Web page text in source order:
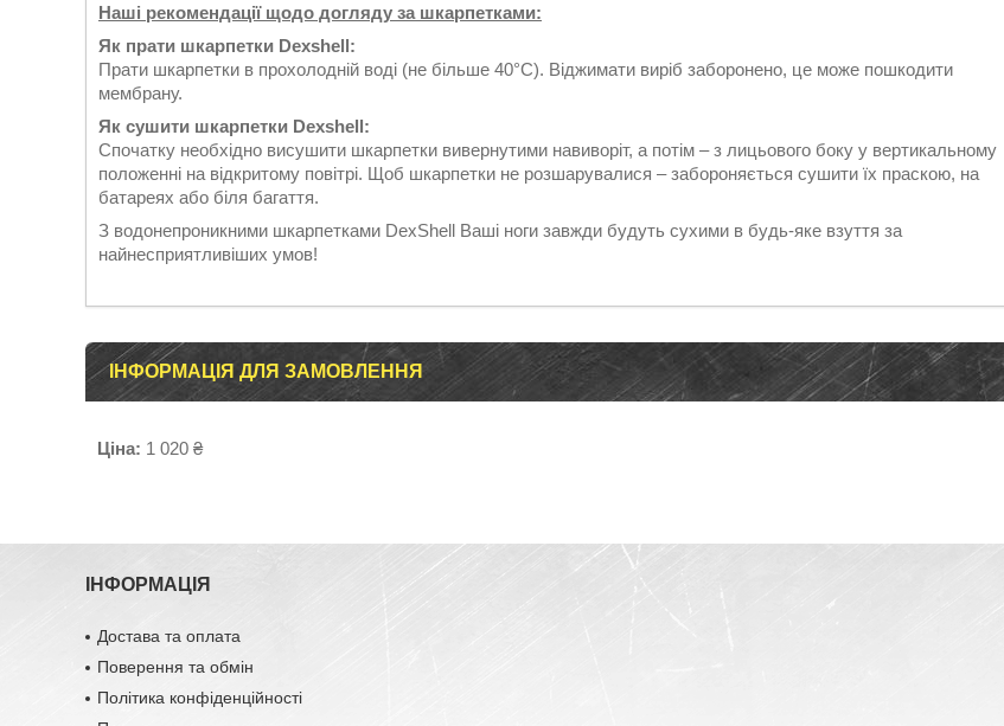
Наші рекомендації щодо догляду за шкарпетками:
Як прати шкарпетки Dexshell:
Прати шкарпетки в прохолодній воді (не більше 40°C). Віджимати виріб заборонено, це може пошкодити
мембрану.
Як сушити шкарпетки Dexshell:
Спочатку необхідно висушити шкарпетки вивернутими навиворіт, а потім – з лицьового боку у вертикальному
положенні на відкритому повітрі. Щоб шкарпетки не розшарувалися – забороняється сушити їх праскою, на
батареях або біля багаття.
З водонепроникними шкарпетками DexShell Ваші ноги завжди будуть сухими в будь-яке взуття за
найнесприятливіших умов!
ІНФОРМАЦІЯ ДЛЯ ЗАМОВЛЕННЯ
Ціна: 1 020 ₴
ІНФОРМАЦІЯ
Достава та оплата
Поверення та обмін
Політика конфіденційності